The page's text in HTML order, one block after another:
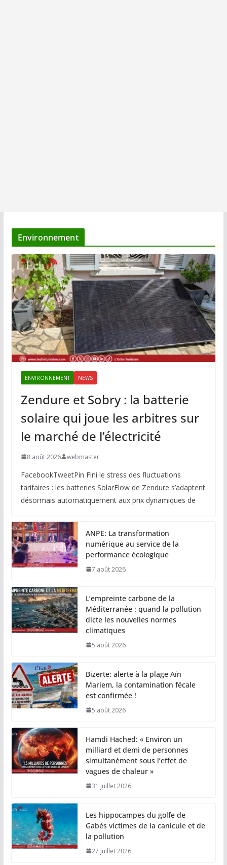
Environnement
ENVIRONNEMENT NEWS
Zendure et Sobry : la batterie
solaire qui joue les arbitres sur
le marché de l’électricité
8 août 2026 webmaster
FacebookTweetPin Fini le stress des fluctuations
tarifaires : les batteries SolarFlow de Zendure s’adaptent
désormais automatiquement aux prix dynamiques de
ANPE: La transformation
numérique au service de la
performance écologique
7 août 2026
L’empreinte carbone de la
Méditerranée : quand la pollution
dicte les nouvelles normes
climatiques
5 août 2026
Bizerte: alerte à la plage Aïn
Mariem, la contamination fécale
est confirmée !
5 août 2026
Hamdi Hached: « Environ un
milliard et demi de personnes
simultanément sous l’effet de
vagues de chaleur »
31 juillet 2026
Les hippocampes du golfe de
Gabès victimes de la canicule et de
la pollution
27 juillet 2026